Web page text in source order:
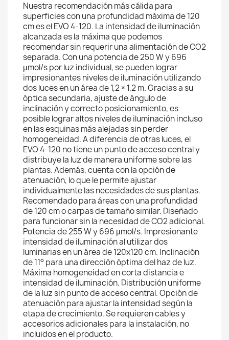
Nuestra recomendación más cálida para
superficies con una profundidad máxima de 120
cm es el EVO 4-120. La intensidad de iluminación
alcanzada es la máxima que podemos
recomendar sin requerir una alimentación de CO2
separada. Con una potencia de 250 W y 696
µmol/s por luz individual, se pueden lograr
impresionantes niveles de iluminación utilizando
dos luces en un área de 1,2 × 1,2 m. Gracias a su
óptica secundaria, ajuste de ángulo de
inclinación y correcto posicionamiento, es
posible lograr altos niveles de iluminación incluso
en las esquinas más alejadas sin perder
homogeneidad. A diferencia de otras luces, el
EVO 4-120 no tiene un punto de acceso central y
distribuye la luz de manera uniforme sobre las
plantas. Además, cuenta con la opción de
atenuación, lo que le permite ajustar
individualmente las necesidades de sus plantas.
Recomendado para áreas con una profundidad
de 120 cm o carpas de tamaño similar. Diseñado
para funcionar sin la necesidad de CO2 adicional.
Potencia de 255 W y 696 µmol/s. Impresionante
intensidad de iluminación al utilizar dos
luminarias en un área de 120x120 cm. Inclinación
de 11° para una dirección óptima del haz de luz.
Máxima homogeneidad en corta distancia e
intensidad de iluminación. Distribución uniforme
de la luz sin punto de acceso central. Opción de
atenuación para ajustar la intensidad según la
etapa de crecimiento. Se requieren cables y
accesorios adicionales para la instalación, no
incluidos en el producto.